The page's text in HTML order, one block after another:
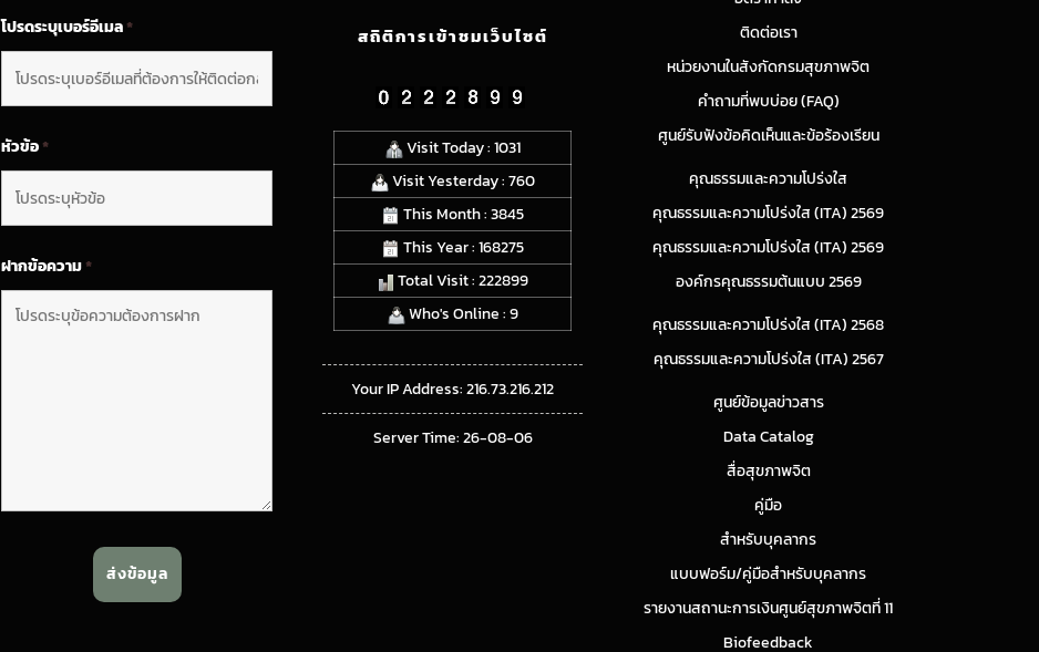
โปรดระบุเบอร์อีเมล*
หัวข้อ*
ฝากข้อความ*
สถิติการเข้าชมเว็บไซต์
Visit Today : 1031
Visit Yesterday : 760
This Month : 3845
This Year : 168275
Total Visit : 222899
Who's Online : 9
Your IP Address: 216.73.216.212
Server Time: 26-08-06
ติดต่อเรา
หน่วยงานในสังกัดกรมสุขภาพจิต
คำถามที่พบบ่อย (FAQ)
ศูนย์รับฟังข้อคิดเห็นและข้อร้องเรียน
คุณธรรมและความโปร่งใส
คุณธรรมและความโปร่งใส (ITA) 2569
คุณธรรมและความโปร่งใส (ITA) 2569
องค์กรคุณธรรมต้นแบบ 2569
คุณธรรมและความโปร่งใส (ITA) 2568
คุณธรรมและความโปร่งใส (ITA) 2567
ศูนย์ข้อมูลข่าวสาร
Data Catalog
สื่อสุขภาพจิต
คู่มือ
สำหรับบุคลากร
แบบฟอร์ม/คู่มือสำหรับบุคลากร
รายงานสถานะการเงินศูนย์สุขภาพจิตที่ 11
Biofeedback